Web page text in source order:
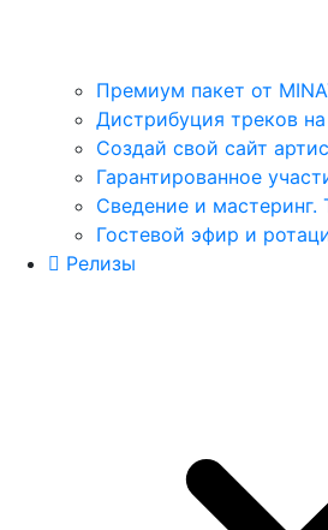
Премиум пакет от
Дистрибуция треков
Создай свой сайт
Гарантированное
Сведение и мастеринг.
Гостевой эфир и
Релизы